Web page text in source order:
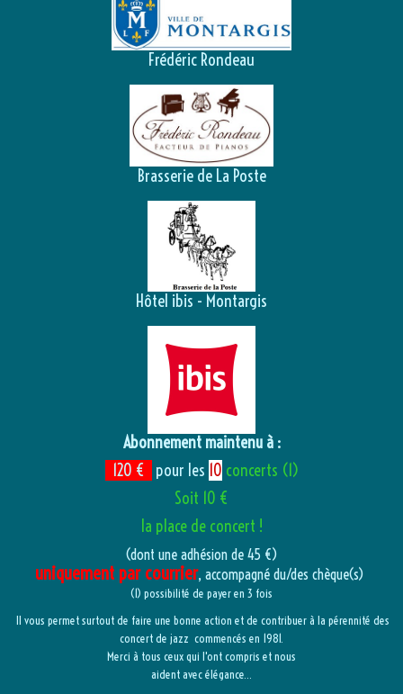
Frédéric Rondeau
Brasserie de La Poste
Hôtel ibis - Montargis
Abonnement maintenu à :
120 €
pour les 10 concerts (1)
Soit 10 €
la place de concert !
(dont une adhésion de 45 €)
uniquement par courrier, accompagné du/des chèque(s)
(1) possibilité de payer en 3 fois
Il vous permet surtout de faire une bonne action et de contribuer à la pérennité des
concert de jazz commencés en 1981.
Merci à tous ceux qui l'ont compris et nous
aident avec élégance...